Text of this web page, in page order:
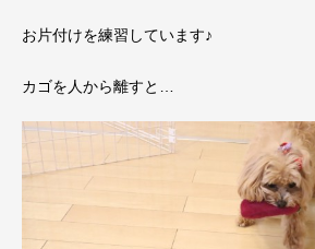
お片付けを練習しています♪
カゴを人から離すと…